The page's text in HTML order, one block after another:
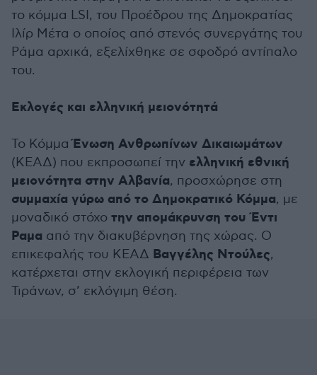
το κόμμα LSI, του Προέδρου της Δημοκρατίας
Ιλίρ Μέτα ο οποίος από στενός συνεργάτης του
Ράμα αρχικά, εξελίχθηκε σε σφοδρό αντίπαλο
του.
Εκλογές και ελληνική μειονότητά
Το ΚόμμαΈνωση Ανθρωπίνων Δικαιωμάτων
(ΚΕΑΔ) που εκπροσωπεί την ελληνική εθνική
μειονότητα στην Αλβανία, προσχώρησε στη
συμμαχία γύρω από το Δημοκρατικό Κόμμα, με
μοναδικό στόχο την απομάκρυνση του Έντι
Ραμα από την διακυβέρνηση της χώρας. Ο
επικεφαλής του ΚΕΑΔ Βαγγέλης Ντούλες,
κατέρχεται στην εκλογική περιφέρεια των
Τιράνων, σ’ εκλόγιμη θέση.